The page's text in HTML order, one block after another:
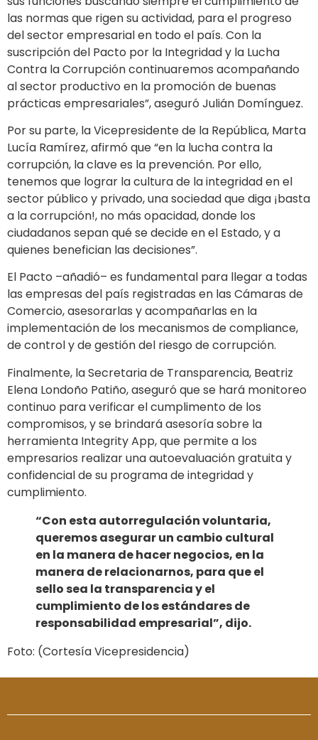
las normas que rigen su actividad, para el progreso
del sector empresarial en todo el país. Con la
suscripción del Pacto por la Integridad y la Lucha
Contra la Corrupción continuaremos acompañando
al sector productivo en la promoción de buenas
prácticas empresariales”, aseguró Julián Domínguez.
Por su parte, la Vicepresidente de la República, Marta
Lucía Ramírez, afirmó que “en la lucha contra la
corrupción, la clave es la prevención. Por ello,
tenemos que lograr la cultura de la integridad en el
sector público y privado, una sociedad que diga ¡basta
a la corrupción!, no más opacidad, donde los
ciudadanos sepan qué se decide en el Estado, y a
quienes benefician las decisiones”.
El Pacto –añadió– es fundamental para llegar a todas
las empresas del país registradas en las Cámaras de
Comercio, asesorarlas y acompañarlas en la
implementación de los mecanismos de compliance,
de control y de gestión del riesgo de corrupción.
Finalmente, la Secretaria de Transparencia, Beatriz
Elena Londoño Patiño, aseguró que se hará monitoreo
continuo para verificar el cumplimento de los
compromisos, y se brindará asesoría sobre la
herramienta Integrity App, que permite a los
empresarios realizar una autoevaluación gratuita y
confidencial de su programa de integridad y
cumplimiento.
“Con esta autorregulación voluntaria,
queremos asegurar un cambio cultural
en la manera de hacer negocios, en la
manera de relacionarnos, para que el
sello sea la transparencia y el
cumplimiento de los estándares de
responsabilidad empresarial”, dijo.
Foto: (Cortesía Vicepresidencia)